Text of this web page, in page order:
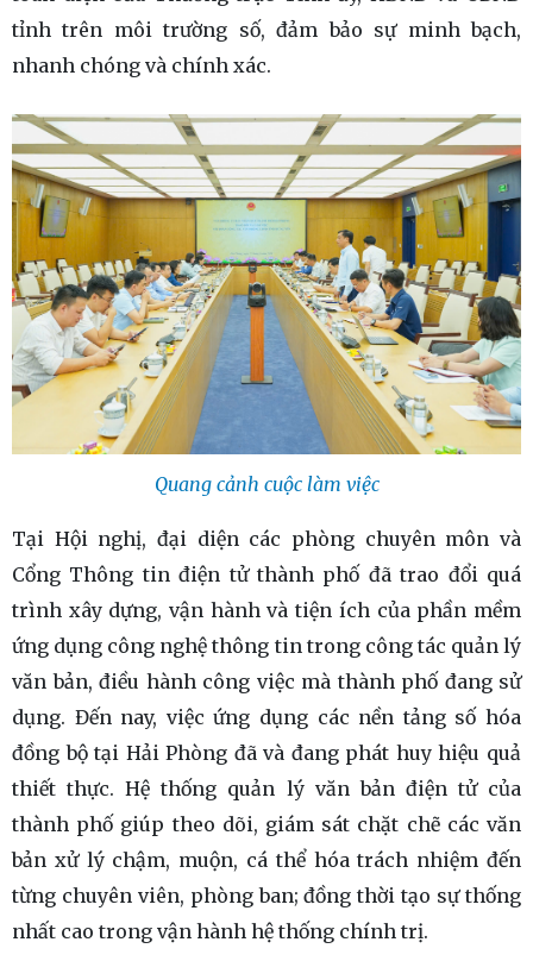
tỉnh trên môi trường số, đảm bảo sự minh bạch,
nhanh chóng và chính xác.
Quang cảnh cuộc làm việc
Tại Hội nghị, đại diện các phòng chuyên môn và
Cổng Thông tin điện tử thành phố đã trao đổi quá
trình xây dựng, vận hành và tiện ích của phần mềm
ứng dụng công nghệ thông tin trong công tác quản lý
văn bản, điều hành công việc mà thành phố đang sử
dụng. Đến nay, việc ứng dụng các nền tảng số hóa
đồng bộ tại Hải Phòng đã và đang phát huy hiệu quả
thiết thực. Hệ thống quản lý văn bản điện tử của
thành phố giúp theo dõi, giám sát chặt chẽ các văn
bản xử lý chậm, muộn, cá thể hóa trách nhiệm đến
từng chuyên viên, phòng ban; đồng thời tạo sự thống
nhất cao trong vận hành hệ thống chính trị.